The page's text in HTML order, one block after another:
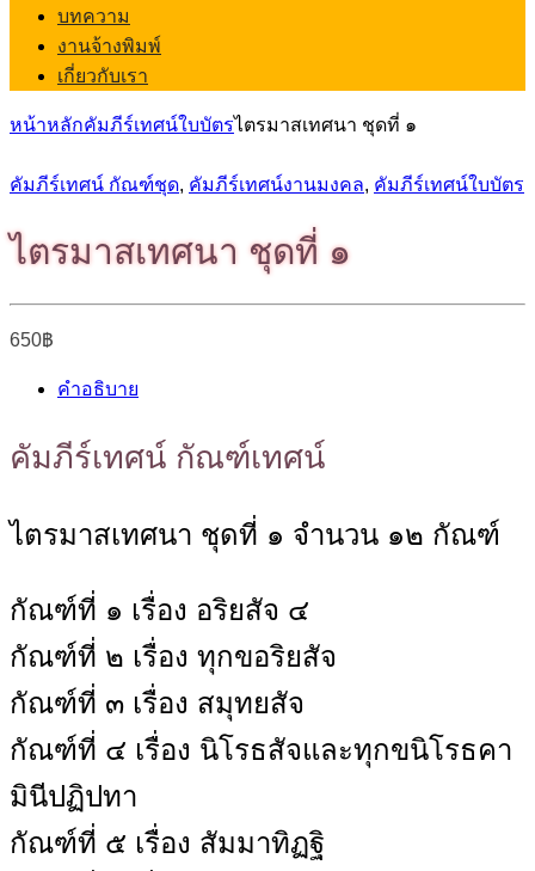
บทความ
งานจ้างพิมพ์
เกี่ยวกับเรา
หน้าหลักคัมภีร์เทศน์ใบบัตรไตรมาสเทศนา ชุดที่ ๑
คัมภีร์เทศน์ กัณฑ์ชุด, คัมภีร์เทศน์งานมงคล, คัมภีร์เทศน์ใบบัตร
ไตรมาสเทศนา ชุดที่ ๑
650฿
คำอธิบาย
คัมภีร์เทศน์ กัณฑ์เทศน์
ไตรมาสเทศนา ชุดที่ ๑ จำนวน ๑๒ กัณฑ์
กัณฑ์ที่ ๑ เรื่อง อริยสัจ ๔
กัณฑ์ที่ ๒ เรื่อง ทุกขอริยสัจ
กัณฑ์ที่ ๓ เรื่อง สมุทยสัจ
กัณฑ์ที่ ๔ เรื่อง นิโรธสัจและทุกขนิโรธคา
มินีปฏิปทา
กัณฑ์ที่ ๕ เรื่อง สัมมาทิฏฐิ